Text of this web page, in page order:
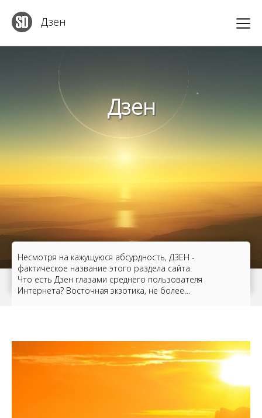
Дзен
Дзен
Несмотря на кажущуюся абсурдность, ДЗЕН -
фактическое название этого раздела сайта.
Что есть Дзен глазами среднего пользователя
Интернета? Восточная экзотика, не более…